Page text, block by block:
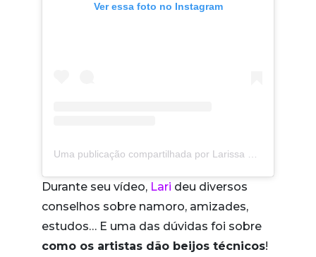
Ver essa foto no Instagram
Durante seu vídeo, Lari deu diversos
conselhos sobre namoro, amizades,
estudos… E uma das dúvidas foi sobre
como os artistas dão beijos técnicos!